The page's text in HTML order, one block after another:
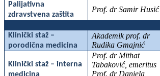
Palijativna
zdravstvena zaštita
Prof. dr Samir Husić
Klinički staž –
porodična medicina
Akademik prof. dr
Rudika Gmajnić
Klinički staž – interna
Prof. dr Mithat
Tabaković, emeritus
Prof. dr Daniela